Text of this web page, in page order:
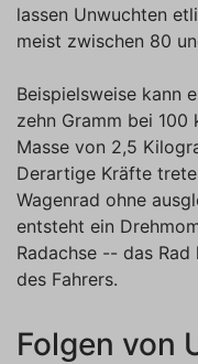
lassen Unwuchten
meist zwischen 80
Beispielsweise kann
zehn Gramm bei
Masse von 2,5
Derartige Kräfte
Wagenrad ohne
entsteht ein
Radachse -- das
des Fahrers.
Folgen von